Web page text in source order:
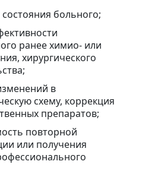
больного;
ранее химио- или
хирургического
в
схему, коррекция
препаратов;
повторной
или получения